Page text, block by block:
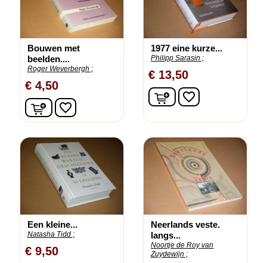
Bouwen met
beelden....
Roger Weverbergh ;
€ 4,50
In winkelwagen
favorite_border
1977 eine kurze...
Philipp Sarasin ;
€ 13,50
In winkelwagen
favorite_border
Een kleine...
Natasha Tidd ;
€ 9,50
Neerlands veste.
langs...
Noortje de Roy van
Zuydewijn ;